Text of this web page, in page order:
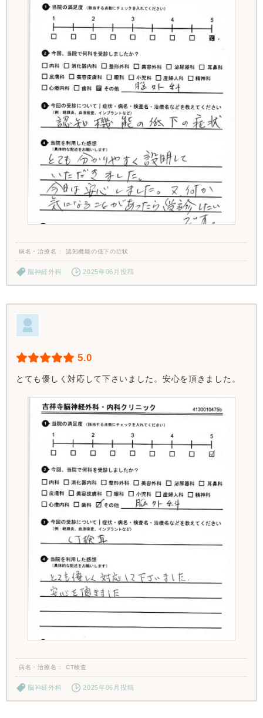
病名・治療名 認知機能の低下の症状
脳神経外科 2025年06月投稿
5.0
とても優しく対応して下さいました。安心を頂きました。
病名・治療名 CT検査
脳神経外科 2025年06月投稿